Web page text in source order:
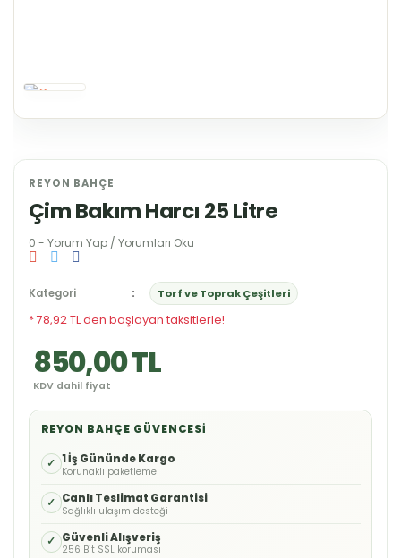
REYON BAHÇE
Çim Bakım Harcı 25 Litre
0 - Yorum Yap / Yorumları Oku
Kategori Torf ve Toprak Çeşitleri
* 78,92 TL den başlayan taksitlerle!
850,00 TL
KDV dahil fiyat
REYON BAHÇE GÜVENCESI
✓ 1 İş Gününde Kargo
Korunaklı paketleme
✓ Canlı Teslimat Garantisi
Sağlıklı ulaşım desteği
✓ Güvenli Alışveriş
256 Bit SSL koruması